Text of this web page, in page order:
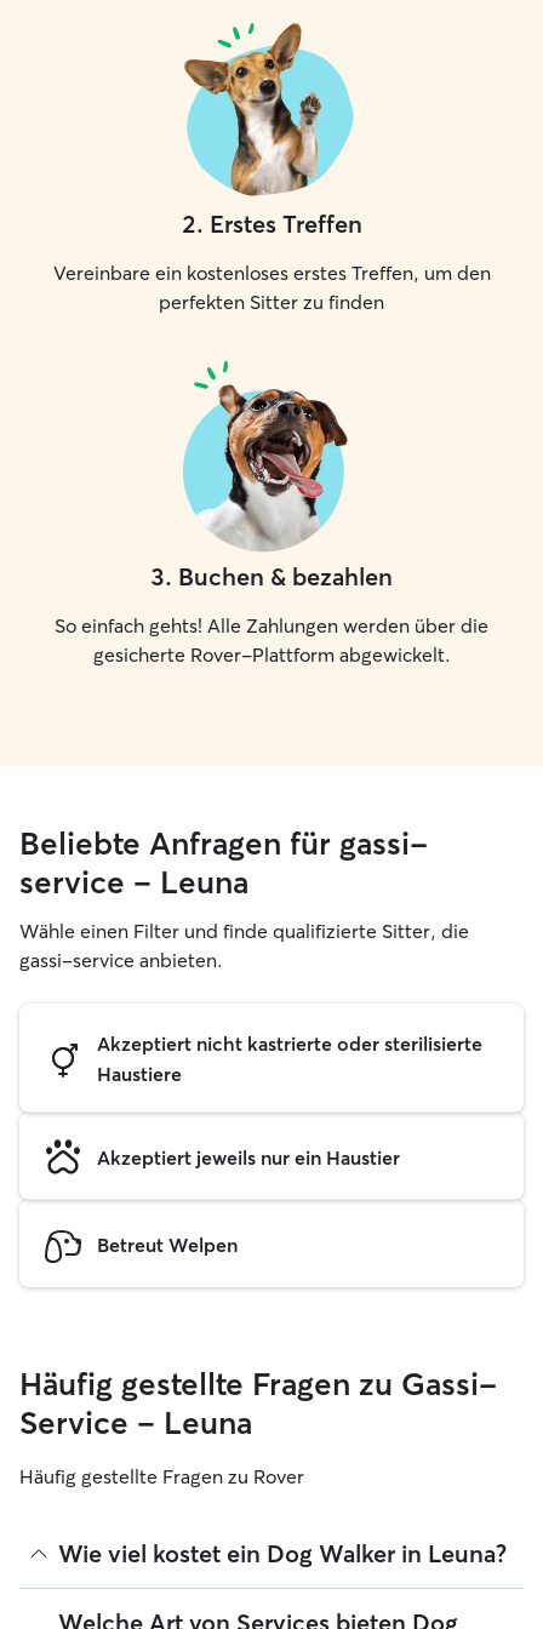
2. Erstes Treffen
Vereinbare ein kostenloses erstes Treffen, um den
perfekten Sitter zu finden
3. Buchen & bezahlen
So einfach gehts! Alle Zahlungen werden über die
gesicherte Rover-Plattform abgewickelt.
Beliebte Anfragen für gassi-
service – Leuna
Wähle einen Filter und finde qualifizierte Sitter, die
gassi-service anbieten.
Akzeptiert nicht kastrierte oder sterilisierte
Haustiere
Akzeptiert jeweils nur ein Haustier
Betreut Welpen
Häufig gestellte Fragen zu Gassi-
Service – Leuna
Häufig gestellte Fragen zu Rover
Wie viel kostet ein Dog Walker in Leuna?
Dog Walker können ihre Preise bei Rover frei festlegen. Die
Welche Art von Services bieten Dog